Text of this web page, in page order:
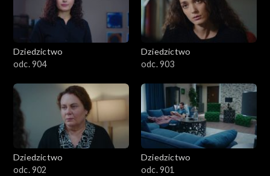
Dziedzictwo
odc. 904
Dziedzictwo
odc. 903
Dziedzictwo
odc. 902
Dziedzictwo
odc. 901